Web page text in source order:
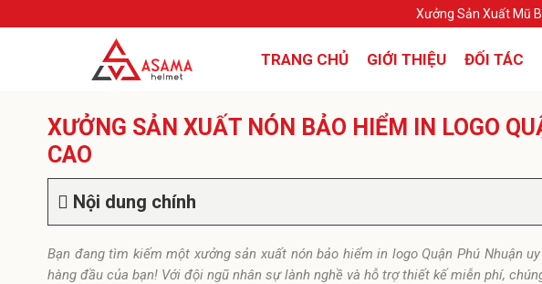
Xưởng Sản Xuất Mũ
TRANG CHỦ GIỚI THIỆU ĐỐI TÁC
XƯỞNG SẢN XUẤT NÓN BẢO HIỂM IN LOGO
CAO
Nội dung chính
Bạn đang tìm kiếm một xưởng sản xuất nón bảo hiểm in logo Quận Phú Nhuận
hàng đầu của bạn! Với đội ngũ nhân sự lành nghề và hỗ trợ thiết kế miễn phí,